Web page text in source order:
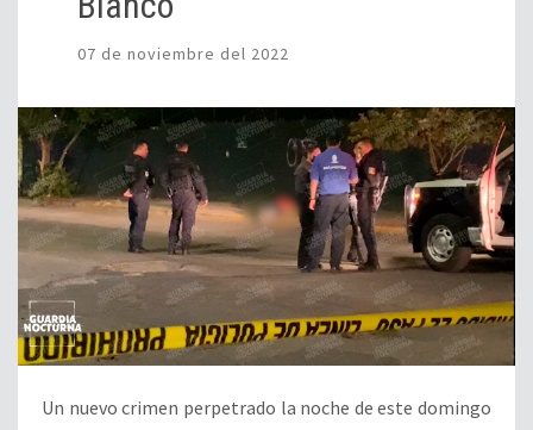
07 de noviembre del 2022
Un nuevo crimen perpetrado la noche de este domingo